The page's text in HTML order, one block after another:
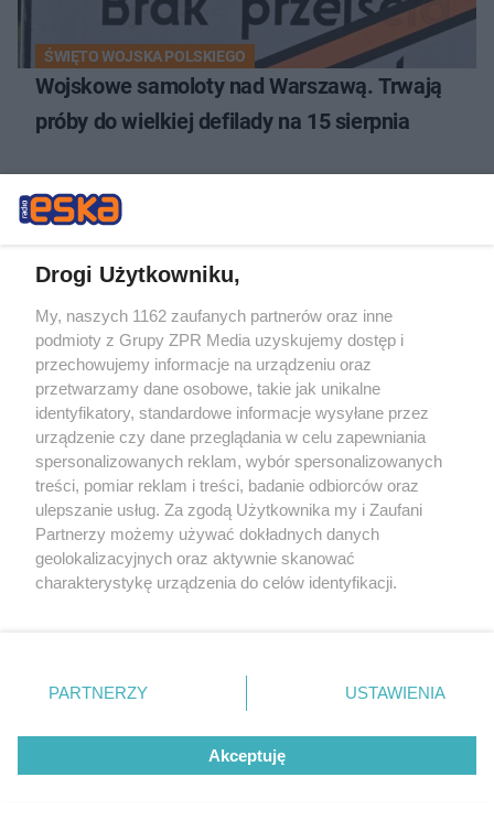
ŚWIĘTO WOJSKA POLSKIEGO
Wojskowe samoloty nad Warszawą. Trwają
próby do wielkiej defilady na 15 sierpnia
Sinice Krynica Morska. Czy w Krynicy
Morskiej można się kąpać 08.08? Flaga,
warunki pogodowe
NAJNOWSZE NEWSY:
Drogi Użytkowniku,
My, naszych 1162 zaufanych partnerów oraz inne
podmioty z Grupy ZPR Media uzyskujemy dostęp i
przechowujemy informacje na urządzeniu oraz
przetwarzamy dane osobowe, takie jak unikalne
identyfikatory, standardowe informacje wysyłane przez
urządzenie czy dane przeglądania w celu zapewniania
spersonalizowanych reklam, wybór spersonalizowanych
treści, pomiar reklam i treści, badanie odbiorców oraz
ulepszanie usług. Za zgodą Użytkownika my i Zaufani
Partnerzy możemy używać dokładnych danych
geolokalizacyjnych oraz aktywnie skanować
charakterystykę urządzenia do celów identyfikacji.
zmienić/wycofać klikając przycisk ustawień prywatności
znajdujący się w lewym dolnym rogu strony
rodzaje przetwarzania danych nie wymagają zgody
użytkownika, ale masz prawo sprzeciwić się takiemu
przetwarzaniu. Preferencje będą miały zastosowanie tylko
PARTNERZY USTAWIENIA
Akceptuję